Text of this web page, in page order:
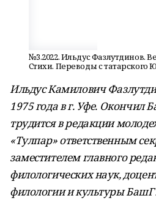
№3.2022. Ильдус Фазлутдинов.
Стихи. Переводы с татарского
Ильдус Камилович
1975 года в г. Уфе. Окончил
трудится в редакции
«Тулпар» ответственным
заместителем главного
филологических наук,
филологии и культуры